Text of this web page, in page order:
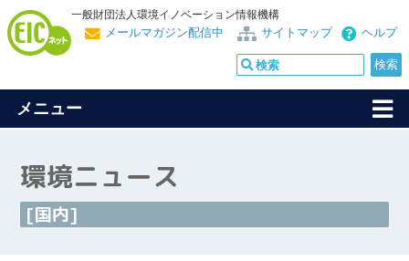
一般財団法人環境イノベーション情報機構
ヘルプ
サイトマップ
メールマガジン配信中
メニュー
環境ニュース
[国内]